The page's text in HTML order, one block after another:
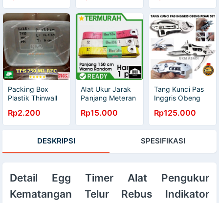
Buah SV VDB13
in 1 TL00170
Packing Box
Plastik Thinwall
Rp2.200
Alat Ukur Jarak
Panjang Meteran
tailoring tape
150cm
Rp15.000
Tang Kunci Pas
Inggris Obeng
Pocket Knife
Multiguna 111156
Rp125.000
DESKRIPSI SPESIFIKASI
Detail Egg Timer Alat Pengukur
Kematangan Telur Rebus Indikator